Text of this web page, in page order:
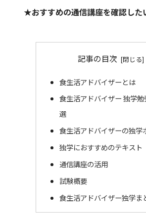
★おすすめの通信講座を確認し
記事の目次
食生活アドバイザーとは
食生活アドバイザー 独学勉
選
食生活アドバイザーの独学
独学におすすめのテキスト
通信講座の活用
試験概要
食生活アドバイザー独学ま